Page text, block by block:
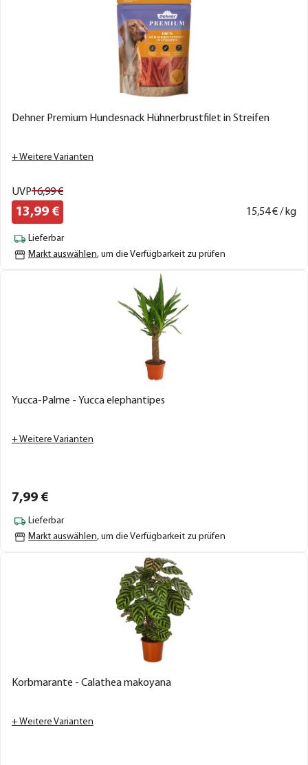
Dehner Premium Hundesnack Hühnerbrustfilet in Streifen
+ Weitere Varianten
UVP16,99€
13,99 € 15,54€ / kg
Lieferbar
Markt auswählen, um die Verfügbarkeit zu prüfen
Yucca-Palme - Yucca elephantipes
+ Weitere Varianten
7,99 €
Lieferbar
Markt auswählen, um die Verfügbarkeit zu prüfen
Korbmarante - Calathea makoyana
+ Weitere Varianten